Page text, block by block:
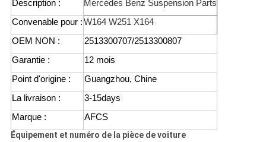
Description :
Mercedes Benz Suspension Parts
Convenable pour :W164 W251 X164
OEM NON :
2513300707/2513300807
Garantie :
12 mois
Point d'origine :
Guangzhou, Chine
La livraison :
3-15days
Marque :
AFCS
Équipement et numéro de la pièce de voiture